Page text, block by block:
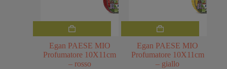
Egan PAESE MIO
Profumatore 10X11cm
– rosso
Egan PAESE MIO
Profumatore 10X11cm
– giallo